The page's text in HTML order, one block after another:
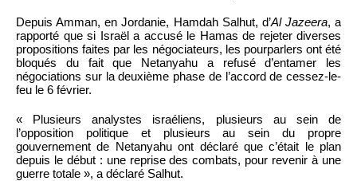
Depuis Amman, en Jordanie, Hamdah Salhut, d’Al Jazeera, a
rapporté que si Israël a accusé le Hamas de rejeter diverses
propositions faites par les négociateurs, les pourparlers ont été
bloqués du fait que Netanyahu a refusé d’entamer les
négociations sur la deuxième phase de l’accord de cessez-le-
feu le 6 février.
« Plusieurs analystes israéliens, plusieurs au sein de
l’opposition politique et plusieurs au sein du propre
gouvernement de Netanyahu ont déclaré que c’était le plan
depuis le début : une reprise des combats, pour revenir à une
guerre totale », a déclaré Salhut.